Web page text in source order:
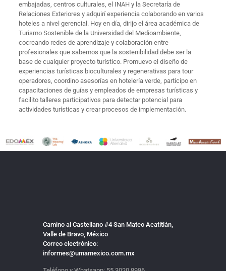
embajadas, centros culturales, el INAH y la Secretaría de
Relaciones Exteriores y adquirí experiencia colaborando en varios
hoteles a nivel gerencial. Hoy en día, dirijo el área académica de
Turismo Sostenible de la Universidad del Medioambiente,
cocreando redes de aprendizaje y colaboración entre
profesionales que sabemos que la sostenibilidad debe ser la
base de cualquier proyecto turístico. Promuevo el diseño de
experiencias turísticas bioculturales y regenerativas para tour
operadores, coordino asesorías en hotelería verde, participo en
capacitaciones de guías y empleados de empresas turísticas y
facilito talleres participativos para detectar potencial para
actividades turísticas y crear procesos de implementación.
Camino al Castellano #4 San Mateo Acatitlán,
Valle de Bravo, México
Correo electrónico:
informes@umamexico.com.mx